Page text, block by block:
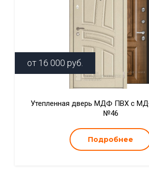
от 16 000 руб.
Утепленная дверь МДФ ПВХ с
№46
Подробнее